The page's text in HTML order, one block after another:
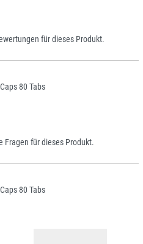
für dieses Produkt.
80 Tabs
Fragen für dieses Produkt.
80 Tabs